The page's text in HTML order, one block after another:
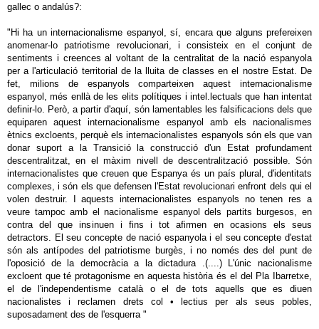
gallec o andalús?:
"Hi ha un internacionalisme espanyol, sí, encara que alguns prefereixen
anomenar-lo patriotisme revolucionari, i consisteix en el conjunt de
sentiments i creences al voltant de la centralitat de la nació espanyola
per a l'articulació territorial de la lluita de classes en el nostre Estat. De
fet, milions de espanyols comparteixen aquest internacionalisme
espanyol, més enllà de les elits polítiques i intel.lectuals que han intentat
definir-lo. Però, a partir d'aquí, són lamentables les falsificacions dels que
equiparen aquest internacionalisme espanyol amb els nacionalismes
ètnics excloents, perquè els internacionalistes espanyols són els que van
donar suport a la Transició la construcció d'un Estat profundament
descentralitzat, en el màxim nivell de descentralització possible. Són
internacionalistes que creuen que Espanya és un país plural, d'identitats
complexes, i són els que defensen l'Estat revolucionari enfront dels qui el
volen destruir. I aquests internacionalistes espanyols no tenen res a
veure tampoc amb el nacionalisme espanyol dels partits burgesos, en
contra del que insinuen i fins i tot afirmen en ocasions els seus
detractors. El seu concepte de nació espanyola i el seu concepte d'estat
són als antípodes del patriotisme burgès, i no només des del punt de
l'oposició de la democràcia a la dictadura .(....) L'únic nacionalisme
excloent que té protagonisme en aquesta història és el del Pla Ibarretxe,
el de l'independentisme català o el de tots aquells que es diuen
nacionalistes i reclamen drets col • lectius per als seus pobles,
suposadament des de l'esquerra "